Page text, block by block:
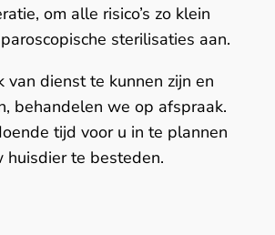
om alle risico’s zo klein
sterilisaties aan.
dienst te kunnen zijn en
behandelen we op afspraak.
tijd voor u in te plannen
huisdier te besteden.